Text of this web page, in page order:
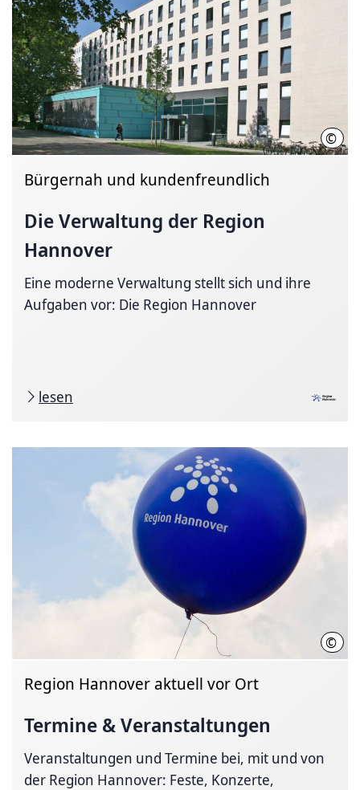
©
Bürgernah und kundenfreundlich
Die Verwaltung der Region
Hannover
Eine moderne Verwaltung stellt sich und ihre
Aufgaben vor: Die Region Hannover
lesen
©
Region Hannover aktuell vor Ort
Termine & Veranstaltungen
Veranstaltungen und Termine bei, mit und von
der Region Hannover: Feste, Konzerte,